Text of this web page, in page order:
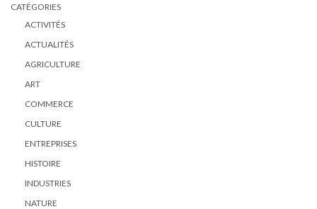
CATÉGORIES
ACTIVITÉS
ACTUALITÉS
AGRICULTURE
ART
COMMERCE
CULTURE
ENTREPRISES
HISTOIRE
INDUSTRIES
NATURE